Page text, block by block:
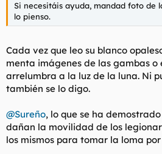
Si necesitáis ayuda, mandad foto de
lo pienso.
Cada vez que leo su blanco
menta imágenes de las gambas o
arrelumbra a la luz de la luna. Ni
también se lo digo.
@Sureño, lo que se ha
dañan la movilidad de los
los mismos para tomar la loma por